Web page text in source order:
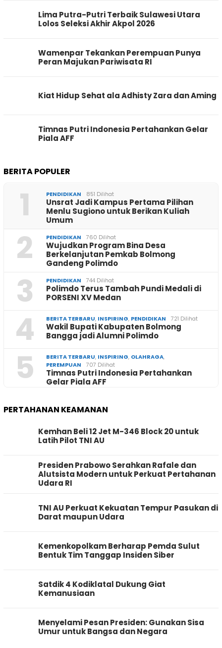
Lima Putra-Putri Terbaik Sulawesi Utara
Lolos Seleksi Akhir Akpol 2026
Wamenpar Tekankan Perempuan Punya
Peran Majukan Pariwisata RI
Kiat Hidup Sehat ala Adhisty Zara dan Aming
Timnas Putri Indonesia Pertahankan Gelar
Piala AFF
BERITA POPULER
1 PENDIDIKAN 851 Dilihat
Unsrat Jadi Kampus Pertama Pilihan
Menlu Sugiono untuk Berikan Kuliah
Umum
2 PENDIDIKAN 760 Dilihat
Wujudkan Program Bina Desa
Berkelanjutan Pemkab Bolmong
Gandeng Polimdo
3 PENDIDIKAN 744 Dilihat
Polimdo Terus Tambah Pundi Medali di
PORSENI XV Medan
4 BERITA TERBARU, INSPIRING, PENDIDIKAN 721 Dilihat
Wakil Bupati Kabupaten Bolmong
Bangga jadi Alumni Polimdo
5 BERITA TERBARU, INSPIRING, OLAHRAGA,
PEREMPUAN
707 Dilihat
Timnas Putri Indonesia Pertahankan
Gelar Piala AFF
PERTAHANAN KEAMANAN
Kemhan Beli 12 Jet M-346 Block 20 untuk
Latih Pilot TNI AU
Presiden Prabowo Serahkan Rafale dan
Alutsista Modern untuk Perkuat Pertahanan
Udara RI
TNI AU Perkuat Kekuatan Tempur Pasukan di
Darat maupun Udara
Kemenkopolkam Berharap Pemda Sulut
Bentuk Tim Tanggap Insiden Siber
Satdik 4 Kodiklatal Dukung Giat
Kemanusiaan
Menyelami Pesan Presiden: Gunakan Sisa
Umur untuk Bangsa dan Negara